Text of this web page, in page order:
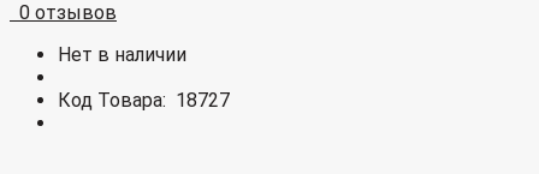
0 отзывов
Нет в наличии
Код Товара: 18727